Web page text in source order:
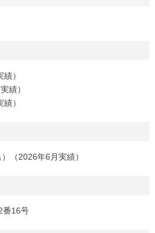
）
績）
）
（2026年6月実績）
番16号